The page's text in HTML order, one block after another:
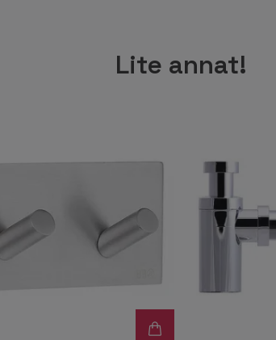
Lite annat!